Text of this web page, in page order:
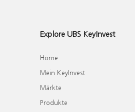
Explore UBS KeyInvest
Home
Mein KeyInvest
Märkte
Produkte